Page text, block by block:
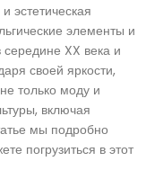
эстетическая
элементы и
XX века и
своей яркости,
только моду и
включая
мы подробно
погрузиться в этот